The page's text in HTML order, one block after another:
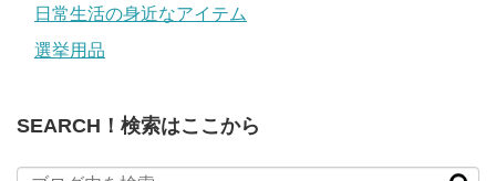
日常生活の身近なアイテム
選挙用品
SEARCH！検索はここから